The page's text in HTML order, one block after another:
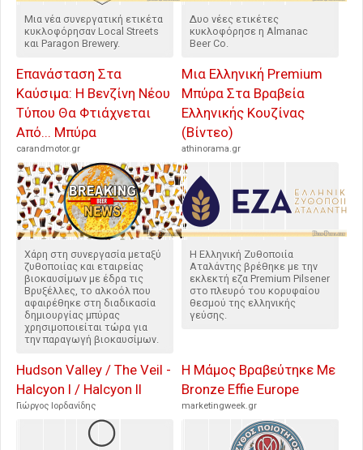
Μια νέα συνεργατική ετικέτα
κυκλοφόρησαν Local Streets
και Paragon Brewery.
Δυο νέες ετικέτες
κυκλοφόρησε η Almanac
Beer Co.
Επανάσταση Στα
Καύσιμα: Η Βενζίνη Νέου
Τύπου Θα Φτιάχνεται
Από... Μπύρα
carandmotor.gr
Χάρη στη συνεργασία μεταξύ
ζυθοποιίας και εταιρείας
βιοκαυσίμων με έδρα τις
Βρυξέλλες, το αλκοόλ που
αφαιρέθηκε στη διαδικασία
δημιουργίας μπύρας
χρησιμοποιείται τώρα για
την παραγωγή βιοκαυσίμων.
Μια Ελληνική Premium
Μπύρα Στα Βραβεία
Ελληνικής Κουζίνας
(Βίντεο)
athinorama.gr
Η Ελληνική Ζυθοποιία
Αταλάντης βρέθηκε με την
εκλεκτή εζα Premium Pilsener
στο πλευρό του κορυφαίου
θεσμού της ελληνικής
γεύσης.
Hudson Valley / The Veil -
Halcyon I / Halcyon II
Γιώργος Ιορδανίδης
Η Μάμος Βραβεύτηκε Με
Bronze Effie Europe
marketingweek.gr